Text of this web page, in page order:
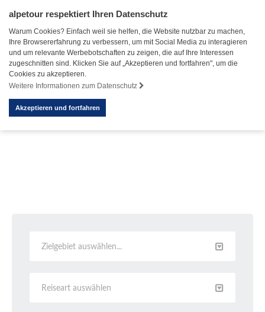
alpetour respektiert Ihren Datenschutz
Warum Cookies? Einfach weil sie helfen, die Website nutzbar zu machen,
Ihre Browsererfahrung zu verbessern, um mit Social Media zu interagieren
und um relevante Werbebotschaften zu zeigen, die auf Ihre Interessen
zugeschnitten sind. Klicken Sie auf „Akzeptieren und fortfahren", um die
Cookies zu akzeptieren.
Weitere Informationen zum Datenschutz
Akzeptieren und fortfahren
Zielgebiet auswählen...
Reiseart auswählen